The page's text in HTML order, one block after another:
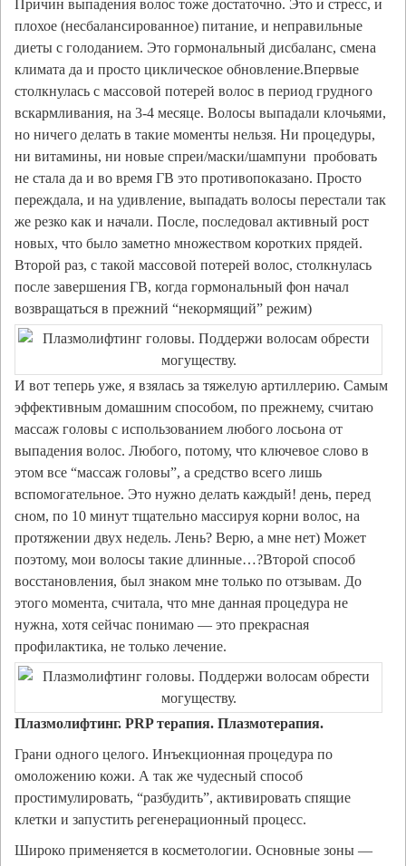
Причин выпадения волос тоже достаточно. Это и стресс, и
плохое (несбалансированное) питание, и неправильные
диеты с голоданием. Это гормональный дисбаланс, смена
климата да и просто циклическое обновление.Впервые
столкнулась с массовой потерей волос в период грудного
вскармливания, на 3-4 месяце. Волосы выпадали клочьями,
но ничего делать в такие моменты нельзя. Ни процедуры,
ни витамины, ни новые спреи/маски/шампуни пробовать
не стала да и во время ГВ это противопоказано. Просто
переждала, и на удивление, выпадать волосы перестали так
же резко как и начали. После, последовал активный рост
новых, что было заметно множеством коротких прядей.
Второй раз, с такой массовой потерей волос, столкнулась
после завершения ГВ, когда гормональный фон начал
возвращаться в прежний “некормящий” режим)
И вот теперь уже, я взялась за тяжелую артиллерию. Самым
эффективным домашним способом, по прежнему, считаю
массаж головы с использованием любого лосьона от
выпадения волос. Любого, потому, что ключевое слово в
этом все “массаж головы”, а средство всего лишь
вспомогательное. Это нужно делать каждый! день, перед
сном, по 10 минут тщательно массируя корни волос, на
протяжении двух недель. Лень? Верю, а мне нет) Может
поэтому, мои волосы такие длинные…?Второй способ
восстановления, был знаком мне только по отзывам. До
этого момента, считала, что мне данная процедура не
нужна, хотя сейчас понимаю — это прекрасная
профилактика, не только лечение.
Плазмолифтинг. PRP терапия. Плазмотерапия.
Грани одного целого. Инъекционная процедура по
омоложению кожи. А так же чудесный способ
простимулировать, “разбудить”, активировать спящие
клетки и запустить регенерационный процесс.
Широко применяется в косметологии. Основные зоны —